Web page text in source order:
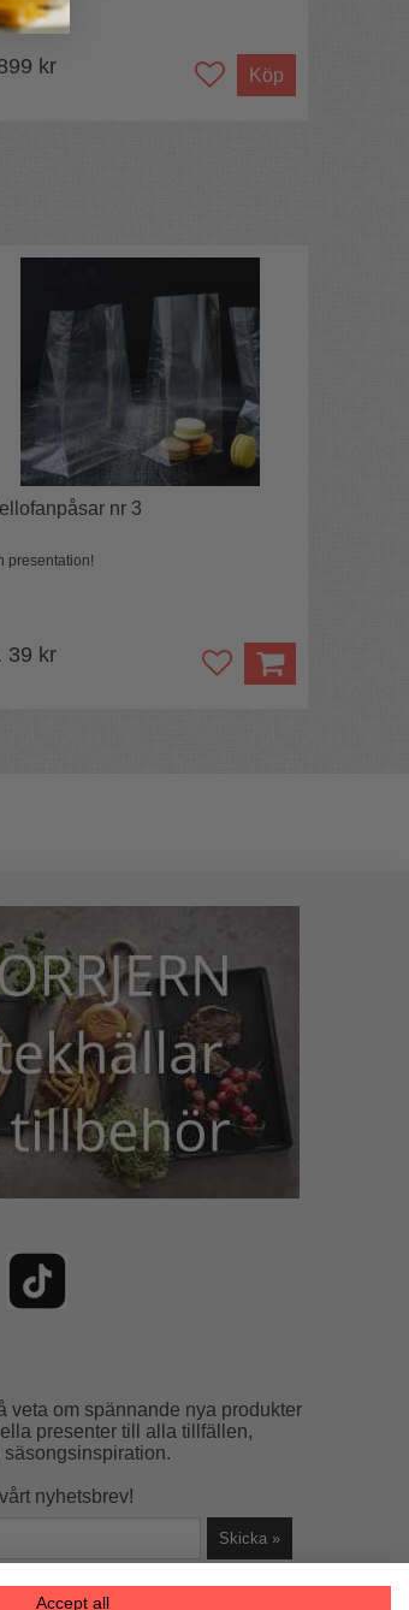
kr Köp
nr 3
presentation!
39 kr
veta om spännande nya produkter
presenter till alla tillfällen,
nyhetsbrev!
Accept all